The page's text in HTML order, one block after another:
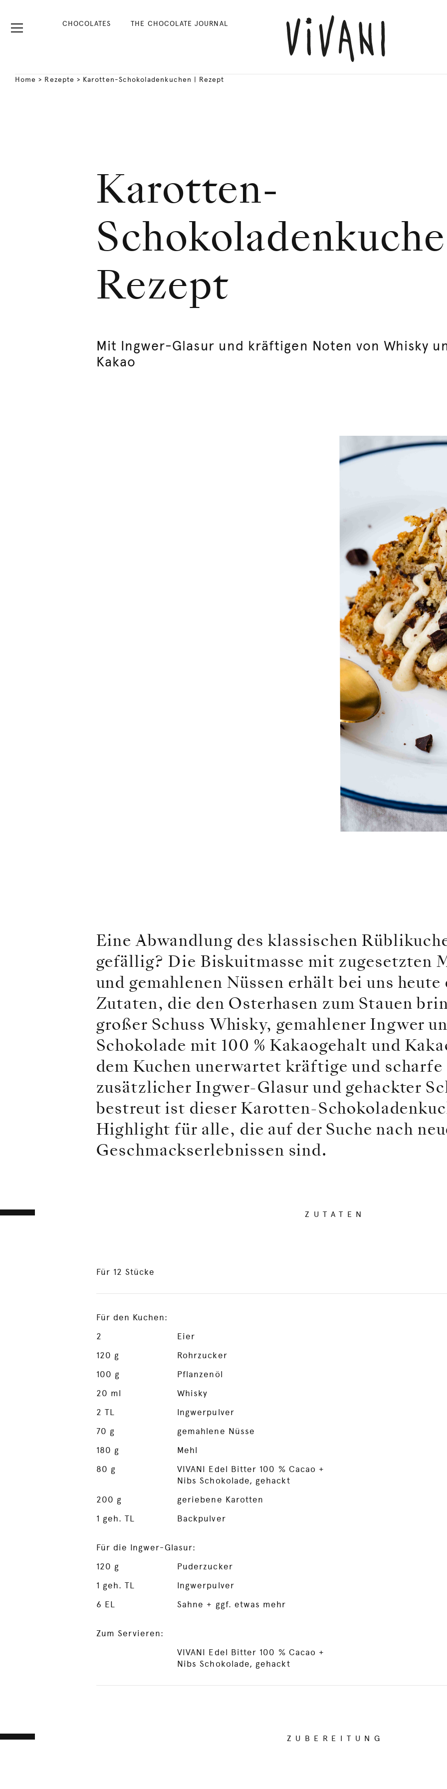
CHOCOLATES THE CHOCOLATE JOURNAL
Home > Rezepte > Karotten-Schokoladenkuchen | Rezept
Karotten-
Rezept
Mit Ingwer-Glasur und kräftigen Noten von Whisky
Kakao
Eine Abwandlung des klassischen
gefällig? Die Biskuitmasse mit zugesetzten
und gemahlenen Nüssen erhält bei uns
Zutaten, die den Osterhasen zum Stauen
großer Schuss Whisky, gemahlener Ingwer
Schokolade mit 100 % Kakaogehalt und
dem Kuchen unerwartet kräftige und
zusätzlicher Ingwer-Glasur und gehackter
bestreut ist dieser Karotten-
Highlight für alle, die auf der Suche nach
Geschmackserlebnissen sind.
ZUTATEN
Für 12 Stücke
Für den Kuchen:
2
Eier
120 g
Rohrzucker
100 g
Pflanzenöl
20 ml
Whisky
2 TL
Ingwerpulver
70 g
gemahlene Nüsse
180 g
Mehl
80 g
VIVANI Edel Bitter 100 % Cacao +
Nibs Schokolade, gehackt
200 g
geriebene Karotten
1 geh. TL Backpulver
Für die Ingwer-Glasur:
120 g
Puderzucker
1 geh. TL
Ingwerpulver
6 EL Sahne + ggf. etwas mehr
Zum Servieren:
VIVANI Edel Bitter 100 % Cacao +
Nibs Schokolade, gehackt
ZUBEREITUNG